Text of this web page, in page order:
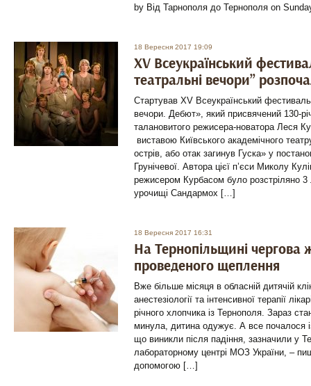
by Від Тарнополя до Тернополя on
18 Вересня 2017 19:09
XV Всеукраїнський
театральні вечори”
Стартував XV Всеукраїнський фестиваль
вечори. Дебют», який присвячений 130-
талановитого режисера-новатора Леся
виставою Київського академічного
острів, або отак загинув Гуска» у
Грунічевої. Автора цієї п’єси Миколу
режисером Курбасом було розстріляно
урочищі Сандармох […]
18 Вересня 2017 16:31
На Тернопільщині чергова
проведеного щеплення
Вже більше місяця в обласній дитячій
анестезіології та інтенсивної терапії
річного хлопчика із Тернополя. Зараз
минула, дитина одужує. А все почалося
що виникли після падіння, зазначили у
лабораторному центрі МОЗ України, –
допомогою […]